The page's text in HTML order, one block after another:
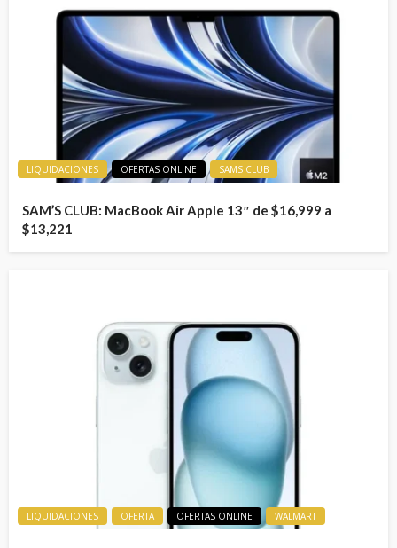
LIQUIDACIONES OFERTAS ONLINE SAMS CLUB
SAM’S CLUB: MacBook Air Apple 13″ de $16,999 a
$13,221
LIQUIDACIONES OFERTA OFERTAS ONLINE WALMART